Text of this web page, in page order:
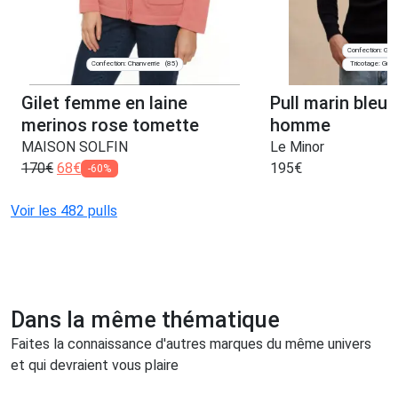
Confection: Chanverrie (85)
Gilet femme en laine
merinos rose tomette
MAISON SOLFIN
170€ 68€ -60%
Confection:
Tricotage:
Pull marin bleu
homme
Le Minor
195€
Voir les 482 pulls
Dans la même thématique
Faites la connaissance d'autres marques du même univers
et qui devraient vous plaire